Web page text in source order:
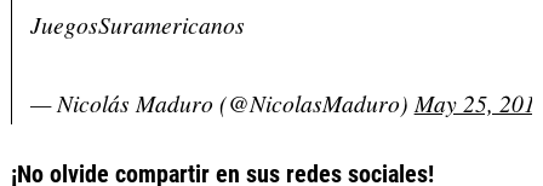
JuegosSuramericanos
— Nicolás Maduro (@NicolasMaduro) May 25,
¡No olvide compartir en sus redes sociales!